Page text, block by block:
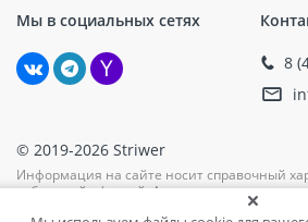
Мы в социальных сетях
8
© 2019-2026 Striwer
Информация на сайте носит справочный
публичной офертой. Актуальные цены,
и комплектацию уточняйте при